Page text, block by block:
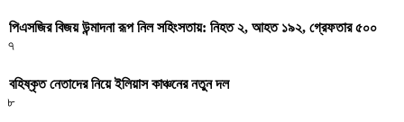
পিএসজির বিজয় উন্মাদনা রূপ নিল সহিংসতায়: নিহত ২, আহত ১৯২, গ্রেফতার ৫০০
৭
বহিষ্কৃত নেতাদের নিয়ে ইলিয়াস কাঞ্চনের নতুন দল
৮